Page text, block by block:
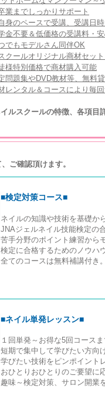
業までしっかりサポート
身のペースで受講、受講日
金不要＆低価格の受講料・
でもモデルさん同伴OK
クールオリジナル商材セッ
様特別価格で商材購入可能
問題集やDVD教材等、無料
レンタル＆コースにより毎
ルスクールの特徴、各項目
ご確認頂けます。
■検定対策コース■
ネイルの知識や技術を基礎か
JNAジェルネイル技能検定の
苦手分野のポイント練習から
検定に合格するためのノウハ
全てのコースは無料補講付き
■ネイル単発レッスン■
１回単発～お得な5回コース
短期で集中して学びたい方向
学びたい技術をピンポイント
おひとりおひとりのご要望に
趣味～検定対策、サロン開業